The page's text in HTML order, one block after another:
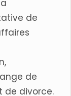
de
de
de divorce.